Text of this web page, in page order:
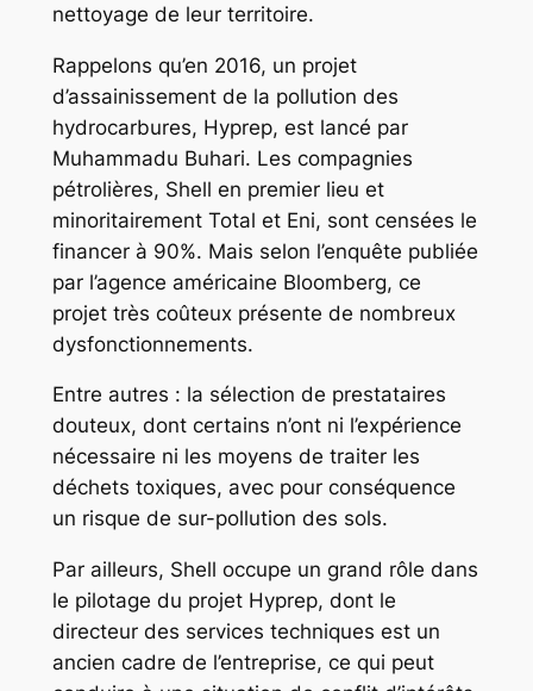
nettoyage de leur territoire.
Rappelons qu’en 2016, un projet
d’assainissement de la pollution des
hydrocarbures, Hyprep, est lancé par
Muhammadu Buhari. Les compagnies
pétrolières, Shell en premier lieu et
minoritairement Total et Eni, sont censées le
financer à 90%. Mais selon l’enquête publiée
par l’agence américaine Bloomberg, ce
projet très coûteux présente de nombreux
dysfonctionnements.
Entre autres : la sélection de prestataires
douteux, dont certains n’ont ni l’expérience
nécessaire ni les moyens de traiter les
déchets toxiques, avec pour conséquence
un risque de sur-pollution des sols.
Par ailleurs, Shell occupe un grand rôle dans
le pilotage du projet Hyprep, dont le
directeur des services techniques est un
ancien cadre de l’entreprise, ce qui peut